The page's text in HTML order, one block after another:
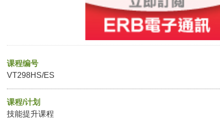
课程编号
VT298HS/ES
课程/计划
技能提升课程